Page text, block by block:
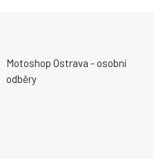
Motoshop Ostrava - osobní
odběry